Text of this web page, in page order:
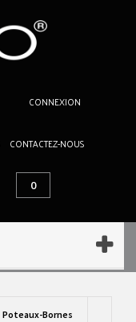
CONNEXION
CONTACTEZ-NOUS
0
Poteaux-Bornes